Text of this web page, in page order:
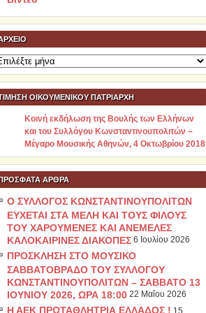
ΟΙΚΟΥΜΕΝΙΚΟΥ ΠΑΤΡΙΑΡΧΗ
Κοινή εκδήλωση της Βουλής των Ελλήνων
και του Συλλόγου Κωνσταντινουπολιτών –
Μέγαρο Μουσικής Αθηνών, 4 Οκτωβρίου 2018
ΆΡΘΡΑ
Ο ΣΥΛΛΟΓΟΣ ΚΩΝΣΤΑΝΤΙΝΟΥΠΟΛΙΤΩΝ
ΕΥΧΕΤΑΙ ΣΤΑ ΜΕΛΗ ΚΑΙ ΤΟΥΣ ΦΙΛΟΥΣ
ΤΟΥ ΧΑΡΟΥΜΕΝΕΣ ΚΑΙ ΑΝΕΜΕΛΕΣ
ΚΑΛΟΚΑΙΡΙΝΕΣ ΔΙΑΚΟΠΕΣ 6 Ιουλίου 2026
ΠΡΟΣΚΛΗΣΗ ΣΤΟ ΜΟΥΣΙΚΟ
ΣΑΒΒΑΤΟΒΡΑΔΟ ΤΟΥ ΣΥΛΛΟΓΟΥ
ΚΩΝΣΤΑΝΤΙΝΟΥΠΟΛΙΤΩΝ – ΣΑΒΒΑΤΟ 13
ΙΟΥΝΙΟΥ 2026, ΩΡΑ 18:00 22 Μαΐου 2026
Η ΑΕΚ ΠΡΩΤΑΘΛΗΤΡΙΑ ΕΛΛΑΔΟΣ !